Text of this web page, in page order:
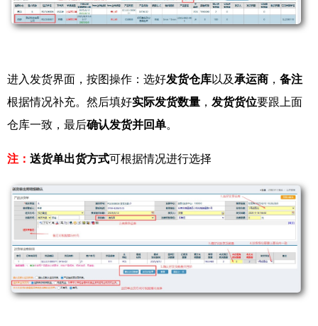
进入发货界面，按图操作：选好发货仓库以及承运商 ， 备注
根据情况补充。然后填好实际发货数量 ， 发货货位要跟上面
仓库一致，最后确认发货并回单。
注： 送货单出货方式可根据情况进行选择